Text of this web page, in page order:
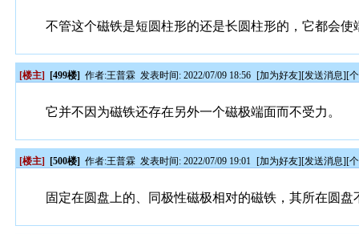
不管这个磁铁是短圆柱形的还是长圆柱形的，它都会
[楼主] [499楼] 作者:王普霖 发表时间: 2022/07/09 18:56 [加为好友][发送消息][
它并不因为磁铁还存在另外一个磁极端面而不受力。
[楼主] [500楼] 作者:王普霖 发表时间: 2022/07/09 19:01 [加为好友][发送消息][
固定在圆盘上的、同极性磁极相对的磁铁，其所在圆盘